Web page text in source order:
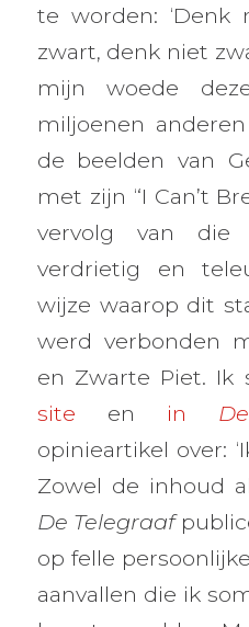
te worden:
zwart, denk niet
mijn woede
miljoenen
de beelden van
met zijn “I Can’t
vervolg van die
verdrietig en
wijze waarop dit
werd verbonden
en Zwarte Piet. Ik
site en in
opinieartikel over:
Zowel de inhoud
De Telegraaf
op felle
aanvallen die ik